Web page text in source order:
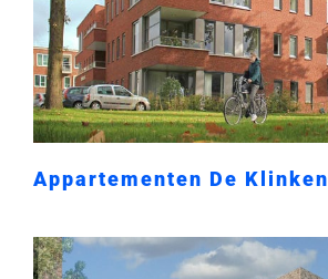
Appartementen De